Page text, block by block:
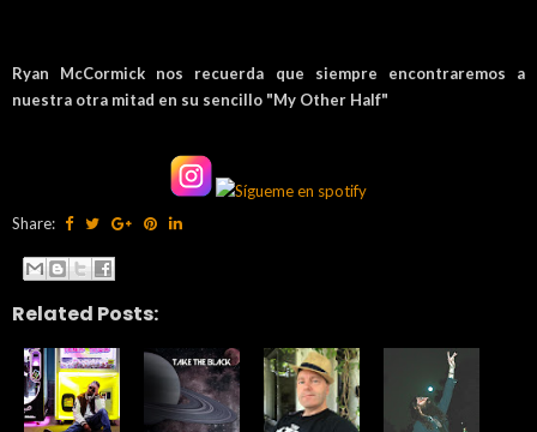
Ryan McCormick nos recuerda que siempre encontraremos a
nuestra otra mitad en su sencillo "My Other Half"
Share:
Related Posts: